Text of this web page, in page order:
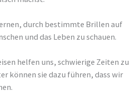
durch bestimmte Brillen auf
und das Leben zu schauen.
helfen uns, schwierige Zeiten zu
können sie dazu führen, dass wir